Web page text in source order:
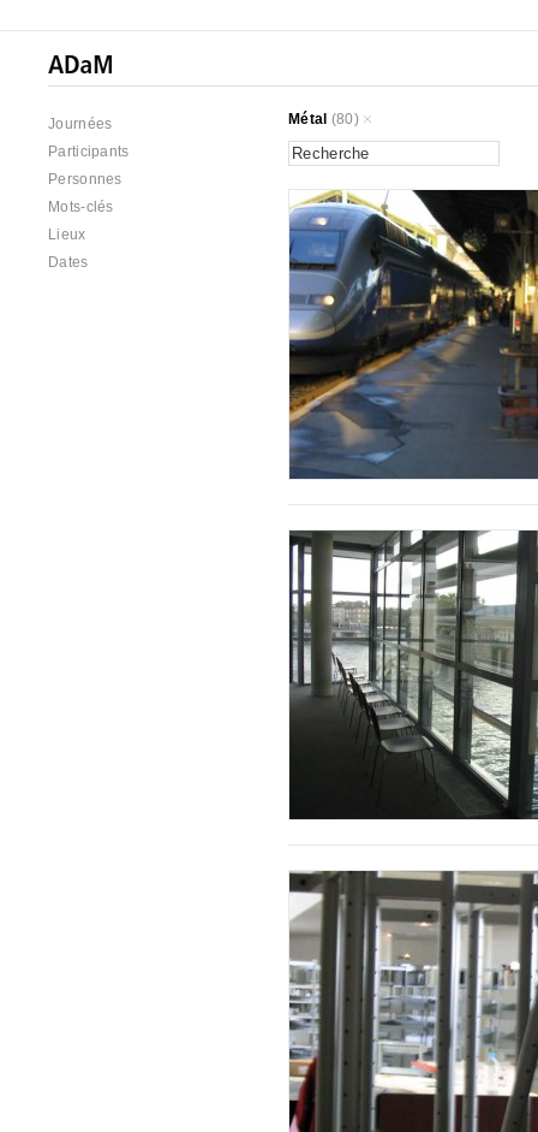
Journées
Participants
Personnes
Mots-clés
Lieux
Dates
Métal (80)